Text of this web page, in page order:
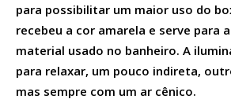
para possibilitar um maior uso do
recebeu a cor amarela e serve para
material usado no banheiro. A
para relaxar, um pouco indireta,
mas sempre com um ar cênico.